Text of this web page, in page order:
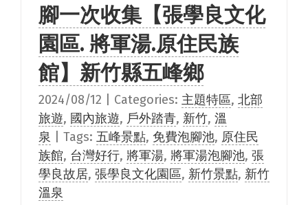
腳一次收集【張學良文化
園區. 將軍湯.原住民族
館】新竹縣五峰鄉
2024/08/12 Categories: 主題特區, 北部
旅遊, 國內旅遊, 戶外踏青, 新竹, 溫
泉
Tags: 五峰景點, 免費泡腳池, 原住民
族館, 台灣好行, 將軍湯, 將軍湯泡腳池, 張
學良故居, 張學良文化園區, 新竹景點, 新竹
溫泉